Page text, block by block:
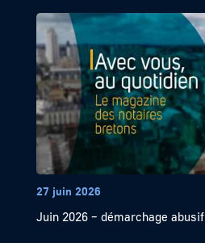
27 juin 2026
Juin 2026 – démarchage abusif